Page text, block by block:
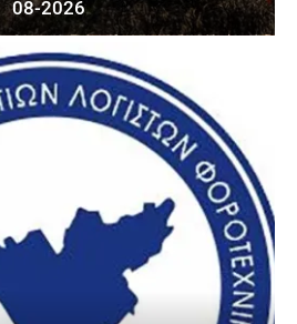
08-2026